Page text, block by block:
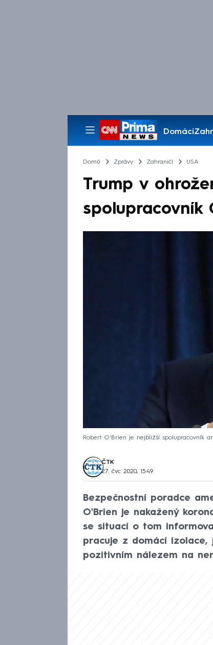
Domácí
Pořady
Domů Zprávy Zahraničí USA
Trump v
spolupracovník
Robert O'Brien je nejbližší spolupracovník
ČTK
27. čvc 2020, 15:49
Bezpečnostní poradce
O'Brien je nakažený
se situací o tom
pracuje z domácí izolace,
pozitivním nálezem na